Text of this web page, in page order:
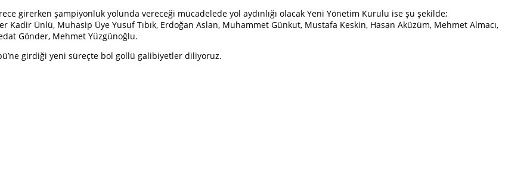
girerken şampiyonluk yolunda vereceği mücadelede yol aydınlığı olacak Yeni Yönetim Kurulu ise şu şekilde;
Kadir Ünlü, Muhasip Üye Yusuf Tıbık, Erdoğan Aslan, Muhammet Günkut, Mustafa Keskin, Hasan Aküzüm, Mehmet Almacı,
Gönder, Mehmet Yüzgünoğlu.
girdiği yeni süreçte bol gollü galibiyetler diliyoruz.